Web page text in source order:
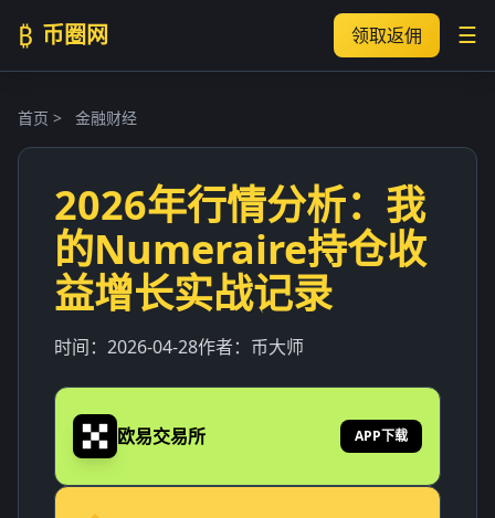
₿ 币圈网 领取返佣 ☰
首页 > 金融财经
2026年行情分析：我
的Numeraire持仓收
益增长实战记录
时间： 2026-04-28作者： 币大师
欧易交易所 APP下载